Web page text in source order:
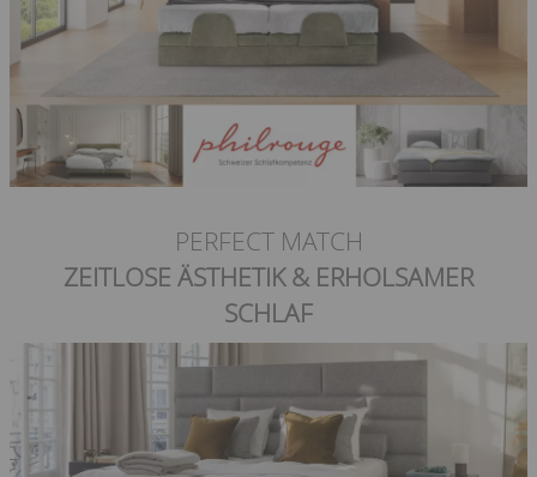
PERFECT MATCH
ZEITLOSE ÄSTHETIK & ERHOLSAMER
SCHLAF